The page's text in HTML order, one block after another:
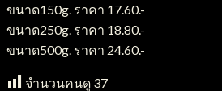
ขนาด150g. ราคา 17.60.-
ขนาด250g. ราคา 18.80.-
ขนาด500g. ราคา 24.60.-
จำนวนคนดู 37